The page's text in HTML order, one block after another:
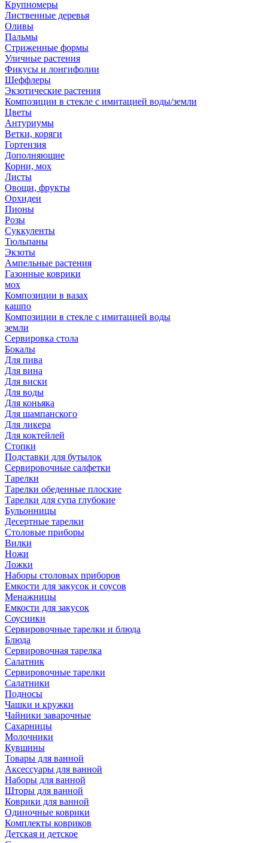
Крупномеры
Лиственные деревья
Оливы
Пальмы
Стриженные формы
Уличные растения
Фикусы и лонгифолии
Шеффлеры
Экзотические растения
Композиции в стекле с имитацией воды/земли
Цветы
Антуриумы
Ветки, коряги
Гортензия
Дополняющие
Корни, мох
Листы
Овощи, фрукты
Орхидеи
Пионы
Розы
Суккуленты
Тюльпаны
Экзоты
Ампельные растения
Газонные коврики
мох
Композиции в вазах
кашпо
Композиции в стекле с имитацией воды
земли
Сервировка стола
Бокалы
Для пива
Для вина
Для виски
Для воды
Для коньяка
Для шампанского
Для ликера
Для коктейлей
Стопки
Подставки для бутылок
Сервировочные салфетки
Тарелки
Тарелки обеденные плоские
Тарелки для супа глубокие
Бульонницы
Десертные тарелки
Столовые приборы
Вилки
Ножи
Ложки
Наборы столовых приборов
Емкости для закусок и соусов
Менажницы
Емкости для закусок
Соусники
Сервировочные тарелки и блюда
Блюда
Сервировочная тарелка
Салатник
Сервировочные тарелки
Салатники
Подносы
Чашки и кружки
Чайники заварочные
Сахарницы
Молочники
Кувшины
Товары для ванной
Аксессуары для ванной
Наборы для ванной
Шторы для ванной
Коврики для ванной
Одиночные коврики
Комплекты ковриков
Детская и детское